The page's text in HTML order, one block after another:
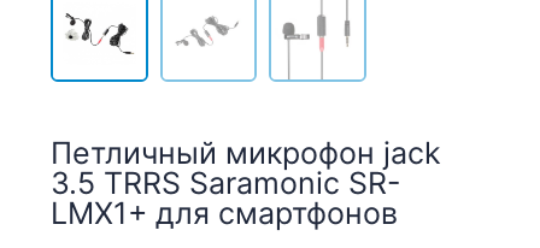
Петличный микрофон jack
3.5 TRRS Saramonic SR-
LMX1+ для смартфонов